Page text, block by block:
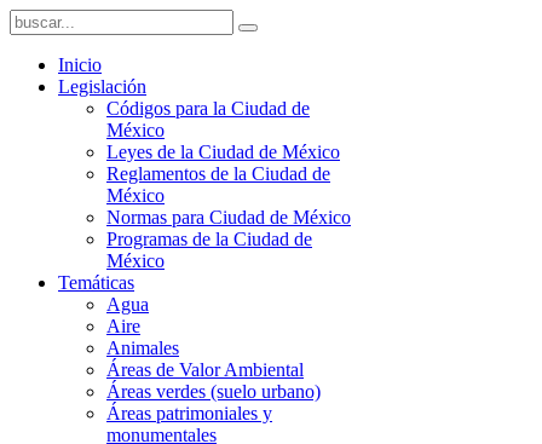
Inicio
Legislación
Códigos para la Ciudad de
México
Leyes de la Ciudad de México
Reglamentos de la Ciudad de
México
Normas para Ciudad de México
Programas de la Ciudad de
México
Temáticas
Agua
Aire
Animales
Áreas de Valor Ambiental
Áreas verdes (suelo urbano)
Áreas patrimoniales y
monumentales